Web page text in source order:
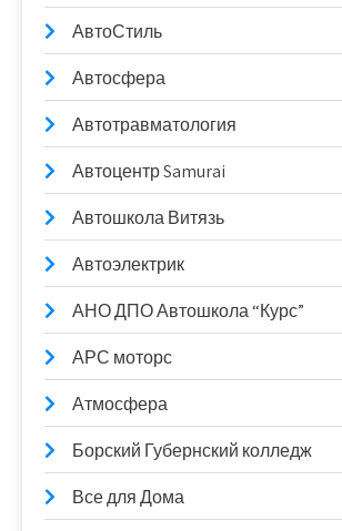
АвтоСтиль
Автосфера
Автотравматология
Автоцентр Samurai
Автошкола Витязь
Автоэлектрик
АНО ДПО Автошкола “Курс”
АРС моторс
Атмосфера
Борский Губернский колледж
Все для Дома